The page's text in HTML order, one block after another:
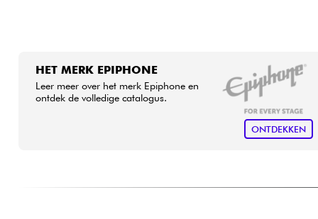
HET MERK EPIPHONE
Leer meer over het merk Epiphone en
ontdek de volledige catalogus.
ONTDEKKEN